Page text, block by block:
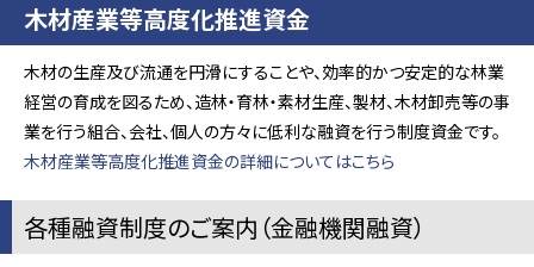
木材産業等高度化推進資金
木材の生産及び流通を円滑にすることや、効率的かつ安定的な林業
経営の育成を図るため、造林・育林・素材生産、製材、木材卸売等の事
業を行う組合、会社、個人の方々に低利な融資を行う制度資金です。
木材産業等高度化推進資金の詳細についてはこちら
各種融資制度のご案内（金融機関融資）